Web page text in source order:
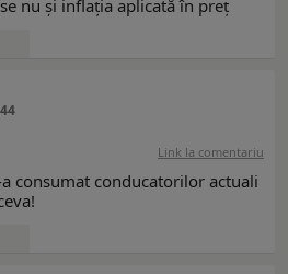
nu și inflația aplicată în preț
Link la comentariu
consumat conducatorilor actuali